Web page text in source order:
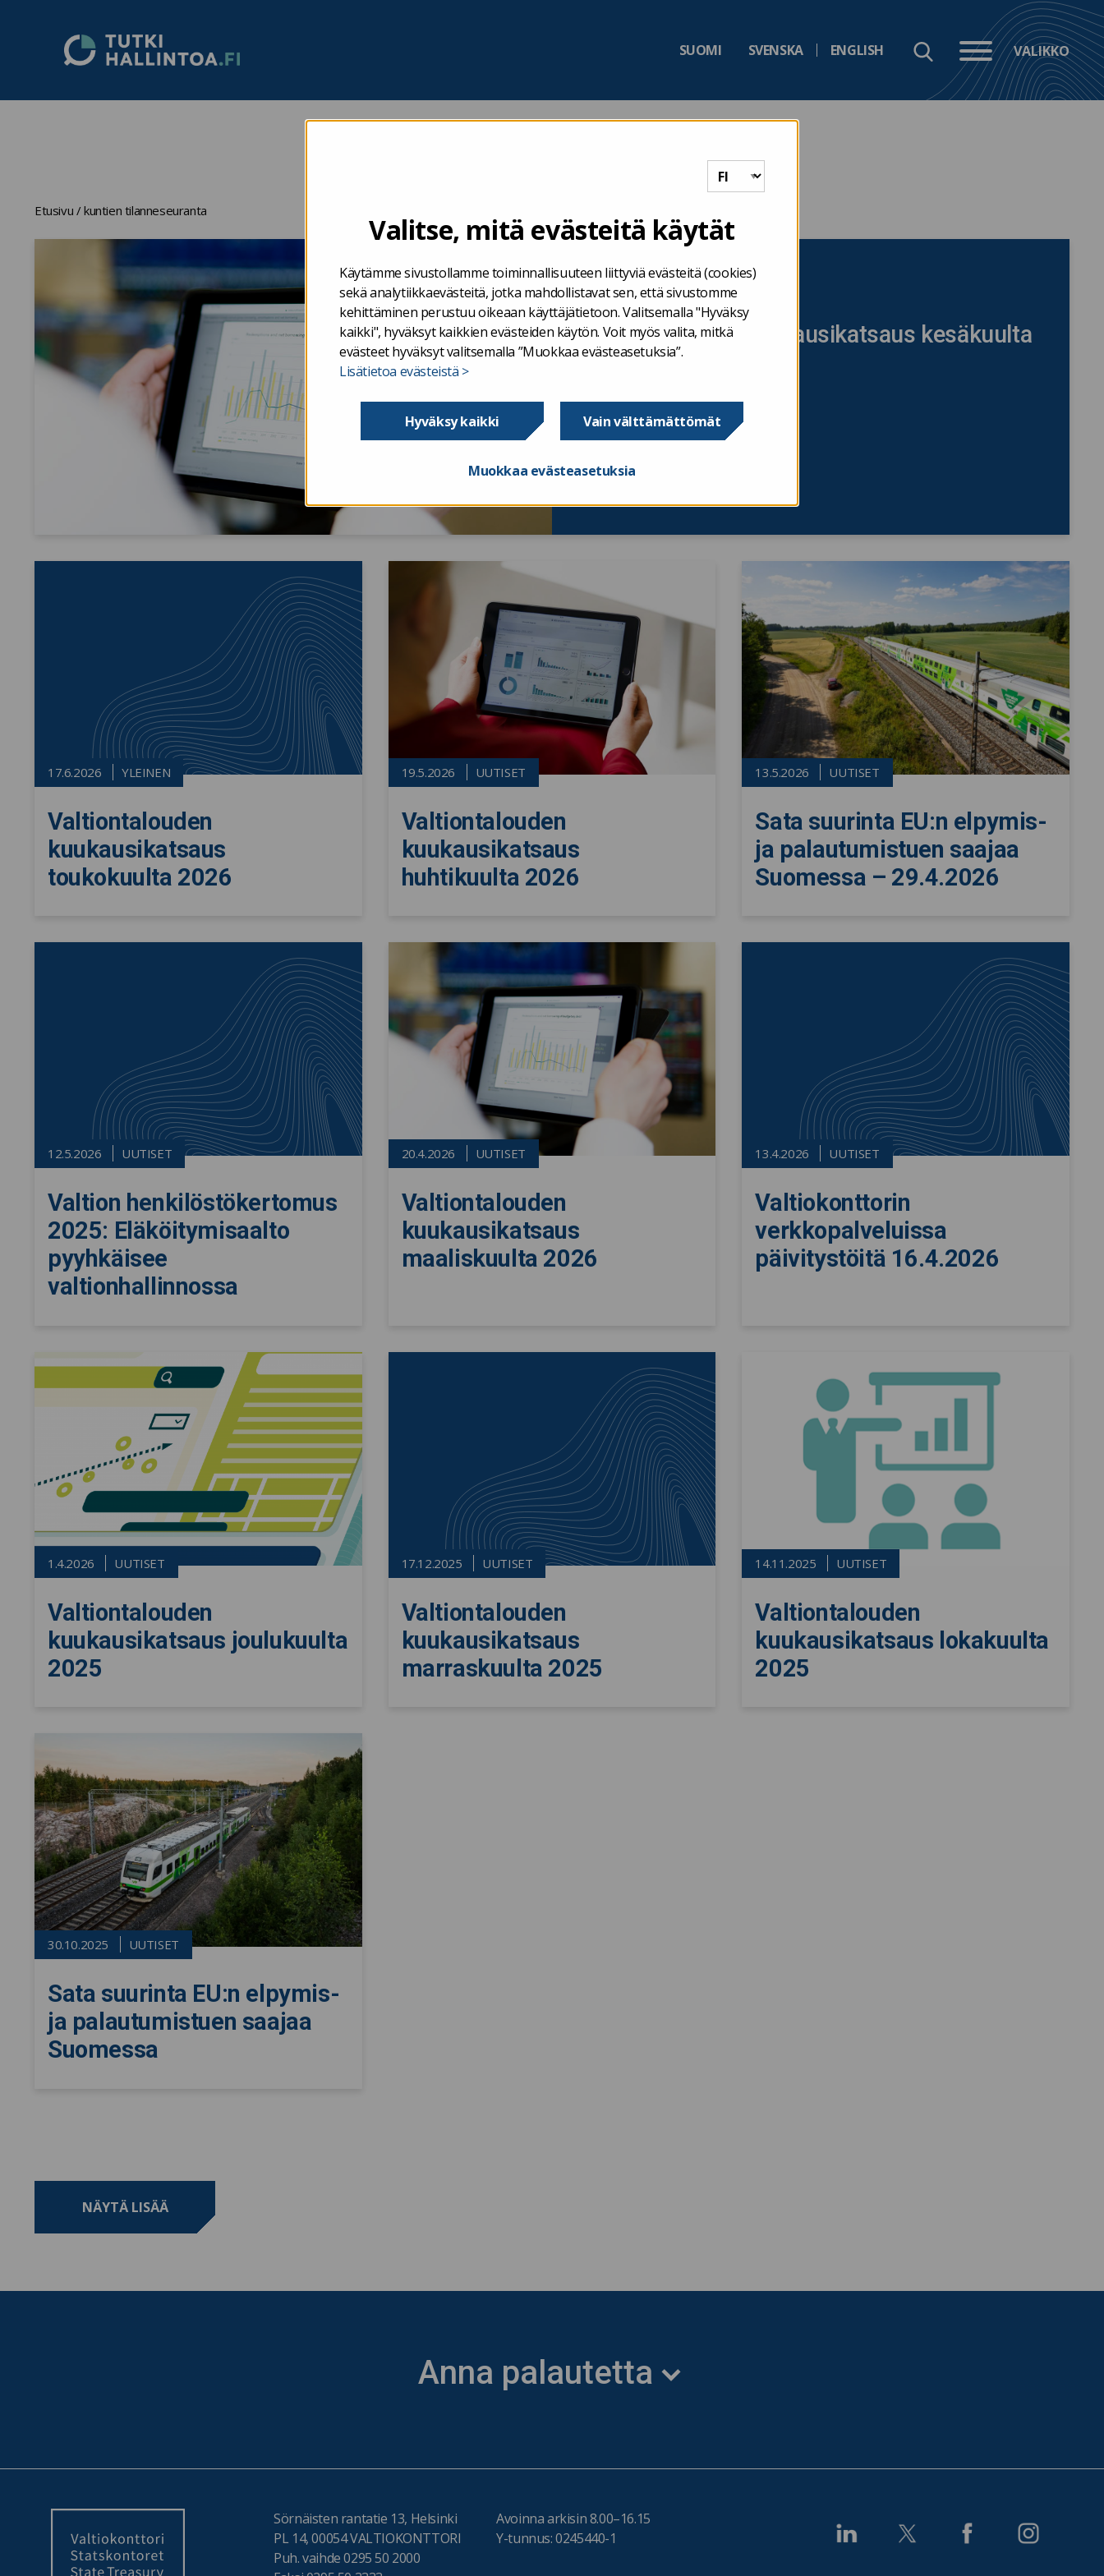
Valitse, mitä evästeitä käytät
Käytämme sivustollamme toiminnallisuuteen liittyviä evästeitä (cookies)
sekä analytiikkaevästeitä, jotka mahdollistavat sen, että sivustomme
kehittäminen perustuu oikeaan käyttäjätietoon. Valitsemalla "Hyväksy
kaikki", hyväksyt kaikkien evästeiden käytön. Voit myös valita, mitkä
evästeet hyväksyt valitsemalla ”Muokkaa evästeasetuksia”.
Lisätietoa evästeistä >
Hyväksy kaikki Vain välttämättömät
Muokkaa evästeasetuksia
Tutkihallintoa.fi SUOMI SVENSKA ENGLISH VALIKKO
kuntien tilanneseuranta
Etusivu /kuntien tilanneseuranta
15.7.2026 UUTISET
Valtiontalouden kuukausikatsaus kesäkuulta
2026
17.6.2026 YLEINEN
Valtiontalouden
kuukausikatsaus
toukokuulta 2026
19.5.2026 UUTISET
Valtiontalouden
kuukausikatsaus
huhtikuulta 2026
13.5.2026 UUTISET
Sata suurinta EU:n elpymis-
ja palautumistuen saajaa
Suomessa – 29.4.2026
12.5.2026 UUTISET
Valtion henkilöstökertomus
2025: Eläköitymisaalto
pyyhkäisee
valtionhallinnossa
20.4.2026 UUTISET
Valtiontalouden
kuukausikatsaus
maaliskuulta 2026
13.4.2026 UUTISET
Valtiokonttorin
verkkopalveluissa
päivitystöitä 16.4.2026
1.4.2026 UUTISET
Valtiontalouden
kuukausikatsaus joulukuulta
2025
17.12.2025 UUTISET
Valtiontalouden
kuukausikatsaus
marraskuulta 2025
14.11.2025 UUTISET
Valtiontalouden
kuukausikatsaus lokakuulta
2025
30.10.2025 UUTISET
Sata suurinta EU:n elpymis-
ja palautumistuen saajaa
Suomessa
NÄYTÄ LISÄÄ
Anna palautetta
Sörnäisten rantatie 13, Helsinki
PL 14, 00054 VALTIOKONTTORI
Puh. vaihde 0295 50 2000
Avoinna arkisin 8.00–16.15
Y-tunnus: 0245440-1